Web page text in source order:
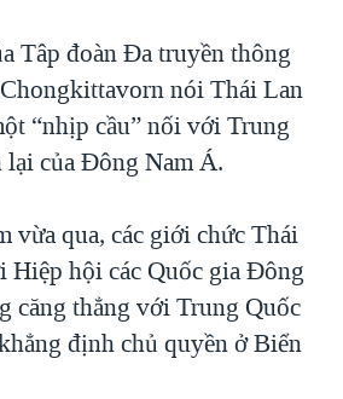
Tâp đoàn Đa truyền thông
nói Thái Lan
“nhịp cầu” nối với Trung
lại của Đông Nam Á.
vừa qua, các giới chức Thái
Hiệp hội các Quốc gia Đông
căng thẳng với Trung Quốc
định chủ quyền ở Biển